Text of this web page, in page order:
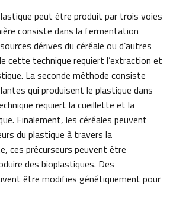
peut être produit par trois voies
consiste dans la fermentation
dérives du céréale ou d’autres
cette technique requiert l’extraction et
La seconde méthode consiste
qui produisent le plastique dans
requiert la cueillette et la
Finalement, les céréales peuvent
du plastique à travers la
ces précurseurs peuvent être
des bioplastiques. Des
être modifies génétiquement pour